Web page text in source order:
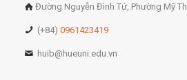
Đường Nguyễn Đình Tứ, Phường Mỹ
(+84)0961423419
huib@hueuni.edu.vn